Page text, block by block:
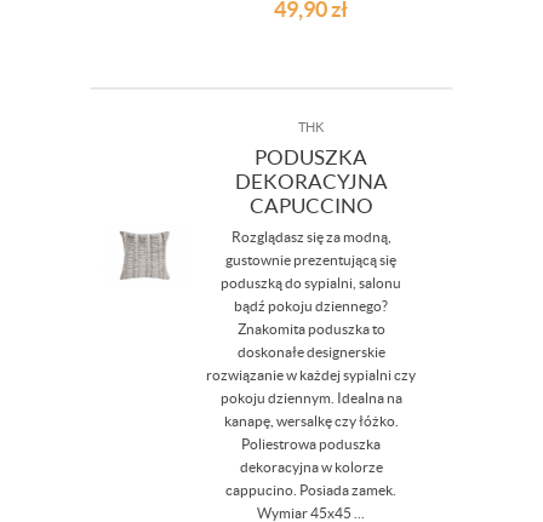
49,90zł
THK
PODUSZKA
DEKORACYJNA
CAPUCCINO
Rozglądasz się za modną,
gustownie prezentującą się
poduszką do sypialni, salonu
bądź pokoju dziennego?
Znakomita poduszka to
doskonałe designerskie
rozwiązanie w każdej sypialni czy
pokoju dziennym. Idealna na
kanapę, wersalkę czy łóżko.
Poliestrowa poduszka
dekoracyjna w kolorze
cappucino. Posiada zamek.
Wymiar 45x45 ...